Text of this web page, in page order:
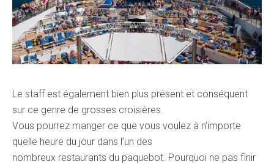
Le staff est également bien plus présent et conséquent
sur ce genre de grosses croisières.
Vous pourrez manger ce que vous voulez à n’importe
quelle heure du jour dans l’un des
nombreux restaurants du paquebot. Pourquoi ne pas finir